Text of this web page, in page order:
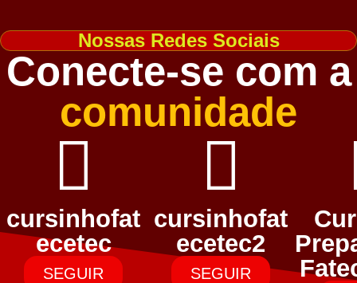
Nossas Redes Sociais
Conecte-se com a
comunidade
cursinhofat
ecetec
SEGUIR
cursinhofat
ecetec2
SEGUIR